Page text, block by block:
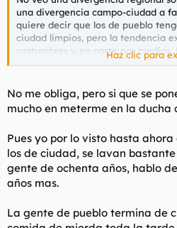
una divergencia campo-ciudad a
quiere decir que los de pueblo
ciudad limpios, pero la tendencia
costumbres y en parte por
campo es mayor en promedio, y
abuelo y a una vecina originaria
espantados esa costumbre
invierno. En el campo el agua
ambos sucesos, de niño aun
vez en la pileta de piedra del patio
haberme duchado alguna vez con
invierno y salir literalmente
clima de las principales ciudades
Haz clic para
No me obliga, pero si que se
mucho en meterme en la ducha
Pues yo por lo visto hasta
los de ciudad, se lavan
gente de ochenta años, hablo
años mas.
La gente de pueblo termina de